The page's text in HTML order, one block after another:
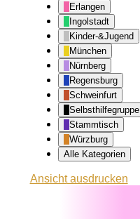
Erlangen
Ingolstadt
Kinder-&Jugend
München
Nürnberg
Regensburg
Schweinfurt
Selbsthilfegruppe
Stammtisch
Würzburg
Alle Kategorien
Ansichtausdrucken